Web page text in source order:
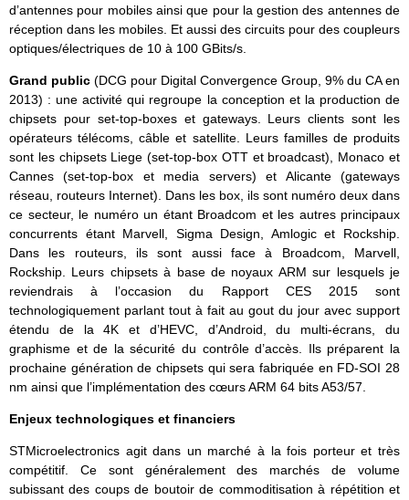
d’antennes pour mobiles ainsi que pour la gestion des antennes de
réception dans les mobiles. Et aussi des circuits pour des coupleurs
optiques/électriques de 10 à 100 GBits/s.
Grand public (DCG pour Digital Convergence Group, 9% du CA en
2013) : une activité qui regroupe la conception et la production de
chipsets pour set-top-boxes et gateways. Leurs clients sont les
opérateurs télécoms, câble et satellite. Leurs familles de produits
sont les chipsets Liege (set-top-box OTT et broadcast), Monaco et
Cannes (set-top-box et media servers) et Alicante (gateways
réseau, routeurs Internet). Dans les box, ils sont numéro deux dans
ce secteur, le numéro un étant Broadcom et les autres principaux
concurrents étant Marvell, Sigma Design, Amlogic et Rockship.
Dans les routeurs, ils sont aussi face à Broadcom, Marvell,
Rockship. Leurs chipsets à base de noyaux ARM sur lesquels je
reviendrais à l’occasion du Rapport CES 2015 sont
technologiquement parlant tout à fait au gout du jour avec support
étendu de la 4K et d’HEVC, d’Android, du multi-écrans, du
graphisme et de la sécurité du contrôle d’accès. Ils préparent la
prochaine génération de chipsets qui sera fabriquée en FD-SOI 28
nm ainsi que l’implémentation des cœurs ARM 64 bits A53/57.
Enjeux technologiques et financiers
STMicroelectronics agit dans un marché à la fois porteur et très
compétitif. Ce sont généralement des marchés de volume
subissant des coups de boutoir de commoditisation à répétition et